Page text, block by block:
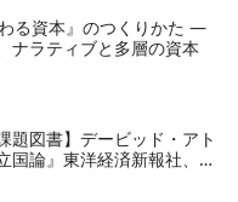
る資本』のつくりかた —
ナラティブと多層の資本
題図書】デービッド・アト
論』東洋経済新報社、